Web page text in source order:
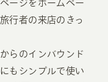
ージをホームペー
行者の来店のきっ
らのインバウンド
もシンプルで使い